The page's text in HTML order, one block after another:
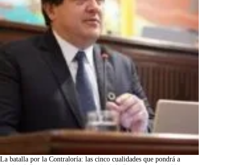
La batalla por la Contraloría: las cinco cualidades que pondrá a